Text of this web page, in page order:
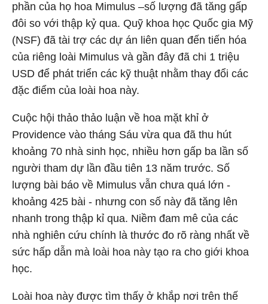
phần của họ hoa Mimulus –số lượng đã tăng gấp
đôi so với thập kỷ qua. Quỹ khoa học Quốc gia Mỹ
(NSF) đã tài trợ các dự án liên quan đến tiến hóa
của riêng loài Mimulus và gần đây đã chi 1 triệu
USD để phát triển các kỹ thuật nhằm thay đổi các
đặc điểm của loài hoa này.
Cuộc hội thảo thảo luận về hoa mặt khỉ ở
Providence vào tháng Sáu vừa qua đã thu hút
khoảng 70 nhà sinh học, nhiều hơn gấp ba lần số
người tham dự lần đầu tiên 13 năm trước. Số
lượng bài báo về Mimulus vẫn chưa quá lớn -
khoảng 425 bài - nhưng con số này đã tăng lên
nhanh trong thập kỉ qua. Niềm đam mê của các
nhà nghiên cứu chính là thước đo rõ ràng nhất về
sức hấp dẫn mà loài hoa này tạo ra cho giới khoa
học.
Loài hoa này được tìm thấy ở khắp nơi trên thế